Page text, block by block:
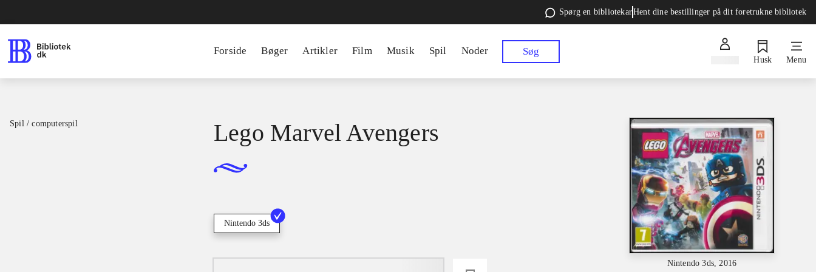
Spørg en bibliotekarHent dine bestillinger på dit foretrukne bibliotek
Forside Bøger Artikler Film Musik Spil Noder Søg
Husk Menu
Spil / computerspil
Nintendo 3ds, 2016
Lego Marvel Avengers
Nintendo 3ds